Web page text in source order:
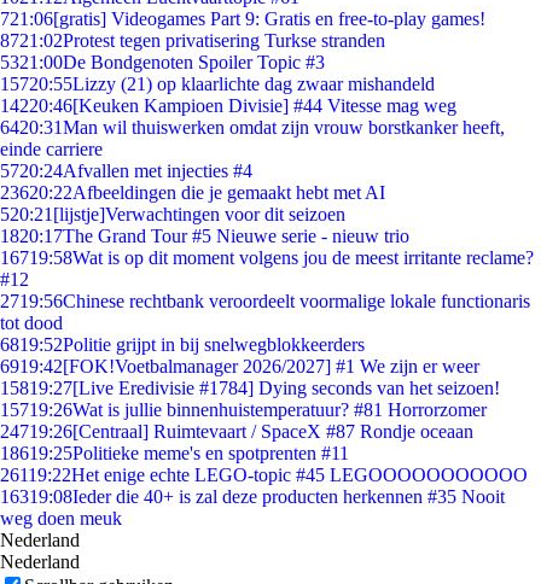
721:06[gratis] Videogames Part 9: Gratis en free-to-play games!
8721:02Protest tegen privatisering Turkse stranden
5321:00De Bondgenoten Spoiler Topic #3
15720:55Lizzy (21) op klaarlichte dag zwaar mishandeld
14220:46[Keuken Kampioen Divisie] #44 Vitesse mag weg
6420:31Man wil thuiswerken omdat zijn vrouw borstkanker heeft,
einde carriere
5720:24Afvallen met injecties #4
23620:22Afbeeldingen die je gemaakt hebt met AI
520:21 [lijstje]Verwachtingen voor dit seizoen
1820:17The Grand Tour #5 Nieuwe serie - nieuw trio
16719:58Wat is op dit moment volgens jou de meest irritante reclame?
#12
2719:56Chinese rechtbank veroordeelt voormalige lokale functionaris
tot dood
6819:52Politie grijpt in bij snelwegblokkeerders
6919:42[FOK!Voetbalmanager 2026/2027] #1 We zijn er weer
15819:27[Live Eredivisie #1784] Dying seconds van het seizoen!
15719:26Wat is jullie binnenhuistemperatuur? #81 Horrorzomer
24719:26[Centraal] Ruimtevaart / SpaceX #87 Rondje oceaan
18619:25Politieke meme's en spotprenten #11
26119:22Het enige echte LEGO-topic #45 LEGOOOOOOOOOOO
16319:08Ieder die 40+ is zal deze producten herkennen #35 Nooit
weg doen meuk
Nederland
Nederland